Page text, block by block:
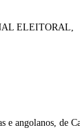
ELEITORAL,
e angolanos, de